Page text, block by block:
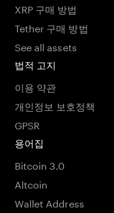
XRP 구매 방법
Tether 구매 방법
See all assets
법적 고지
이용 약관
개인정보 보호정책
GPSR
용어집
Bitcoin 3.0
Altcoin
Wallet Address